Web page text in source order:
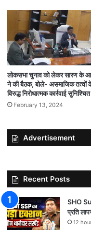
लोकसभा चुनाव को लेकर सारण के
ने की बैठक, बोले- असमाजिक तत्वों
विरुद्ध निरोधात्मक कार्रवाई
February 13, 2024
Advertisement
Recent Posts
SHO
प्रति
12